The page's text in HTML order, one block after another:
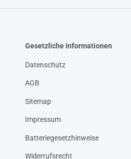
Gesetzliche Informationen
Datenschutz
AGB
Sitemap
Impressum
Batteriegesetzhinweise
Widerrufsrecht